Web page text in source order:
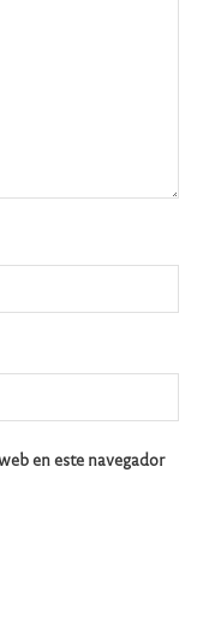
en este navegador